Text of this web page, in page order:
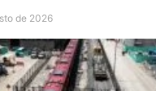
de 2026